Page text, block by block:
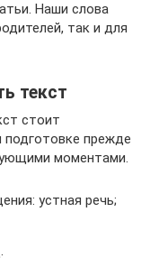
Наши слова
так и для
текст
стоит
подготовке прежде
моментами.
устная речь;